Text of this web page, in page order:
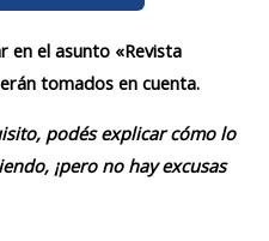
en el asunto «Revista
tomados en cuenta.
podés explicar cómo lo
¡pero no hay excusas